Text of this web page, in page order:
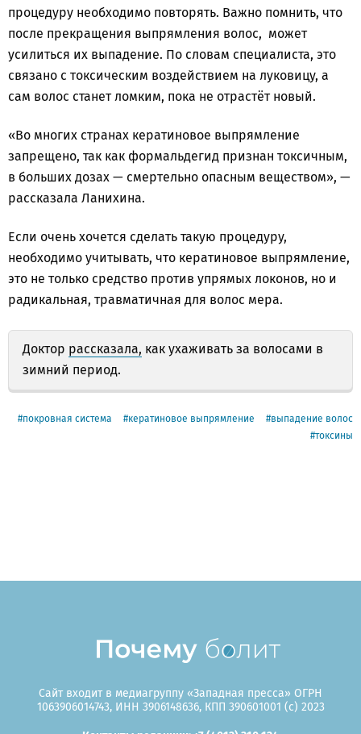
процедуру необходимо повторять. Важно помнить, что
после прекращения выпрямления волос, может
усилиться их выпадение. По словам специалиста, это
связано с токсическим воздействием на луковицу, а
сам волос станет ломким, пока не отрастёт новый.
«Во многих странах кератиновое выпрямление
запрещено, так как формальдегид признан токсичным,
в больших дозах — смертельно опасным веществом», —
рассказала Ланихина.
Если очень хочется сделать такую процедуру,
необходимо учитывать, что кератиновое выпрямление,
это не только средство против упрямых локонов, но и
радикальная, травматичная для волос мера.
Доктор рассказала, как ухаживать за волосами в
зимний период.
покровная система кератиновое выпрямление
выпадение волос
токсины
Сайт входит в медиагруппу «Западная пресса» ОГРН
1063906014743, ИНН 3906148636, КПП 390601001 (c) 2023